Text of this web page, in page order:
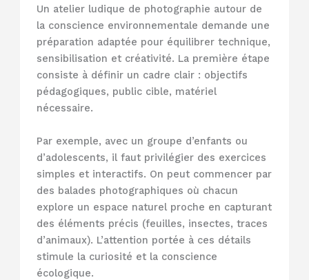
Un atelier ludique de photographie autour de
la conscience environnementale demande une
préparation adaptée pour équilibrer technique,
sensibilisation et créativité. La première étape
consiste à définir un cadre clair : objectifs
pédagogiques, public cible, matériel
nécessaire.
Par exemple, avec un groupe d’enfants ou
d’adolescents, il faut privilégier des exercices
simples et interactifs. On peut commencer par
des balades photographiques où chacun
explore un espace naturel proche en capturant
des éléments précis (feuilles, insectes, traces
d’animaux). L’attention portée à ces détails
stimule la curiosité et la conscience
écologique.